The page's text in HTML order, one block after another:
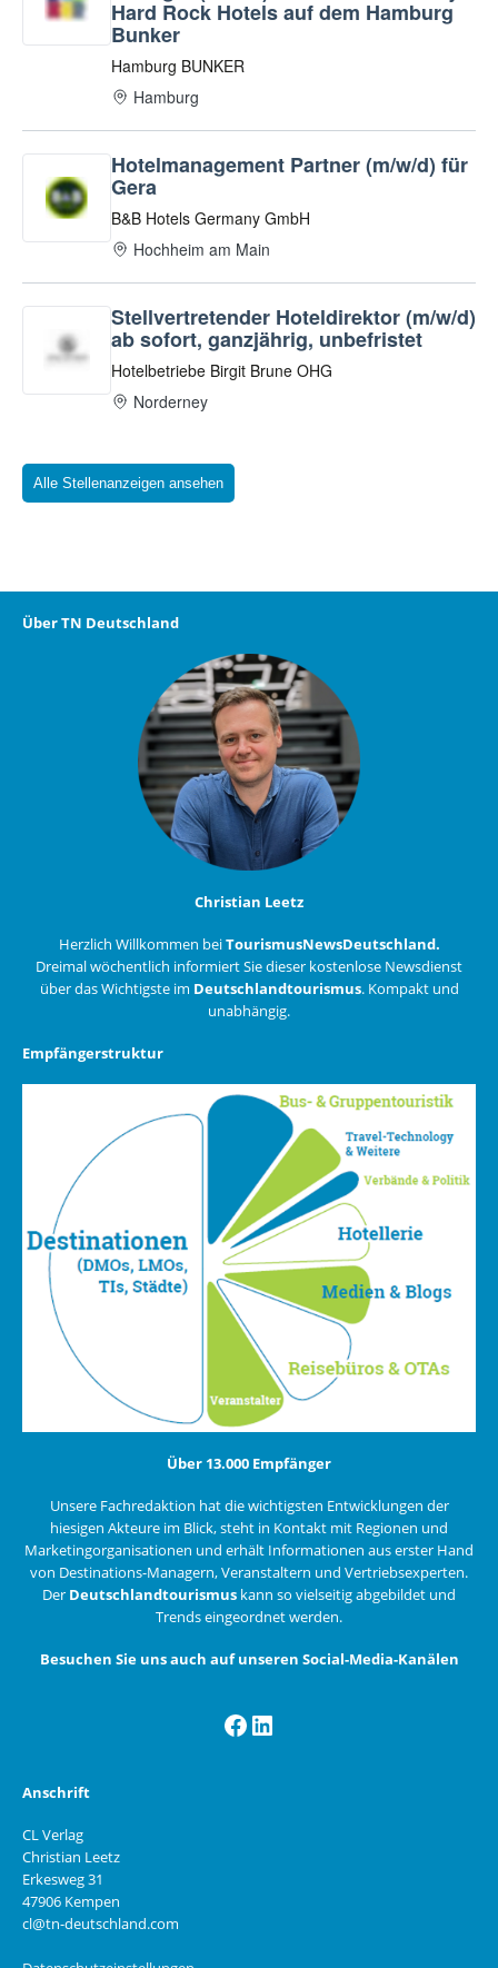
Alle Stellenanzeigen ansehen
Über TN Deutschland
Christian Leetz
Herzlich Willkommen beiTourismusNewsDeutschland.
Dreimal wöchentlich informiert Sie dieser kostenlose Newsdienst
über das Wichtigste im Deutschlandtourismus. Kompakt und
unabhängig.
Empfängerstruktur
Über 13.000 Empfänger
Unsere Fachredaktion hat die wichtigsten Entwicklungen der
hiesigen Akteure im Blick, steht in Kontakt mit Regionen und
Marketingorganisationen und erhält Informationen aus erster Hand
von Destinations-Managern, Veranstaltern und Vertriebsexperten.
Der Deutschlandtourismus kann so vielseitig abgebildet und
Trends eingeordnet werden.
Besuchen Sie uns auch auf unseren Social-Media-Kanälen
Facebook
LinkedIn
Anschrift
CL Verlag
Christian Leetz
Erkesweg 31
47906 Kempen
cl@tn-deutschland.com